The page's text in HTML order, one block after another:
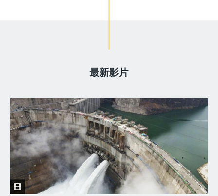
最新影片